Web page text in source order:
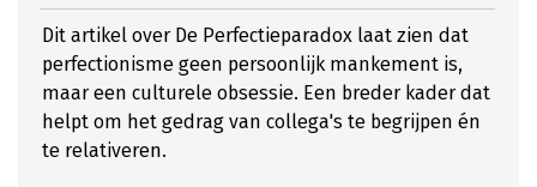
Dit artikel over De Perfectieparadox laat zien dat
perfectionisme geen persoonlijk mankement is,
maar een culturele obsessie. Een breder kader dat
helpt om het gedrag van collega's te begrijpen én
te relativeren.